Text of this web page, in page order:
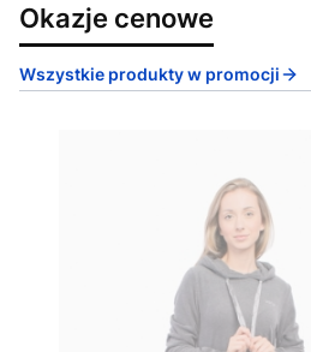
Okazje cenowe
Wszystkie produkty w promocji